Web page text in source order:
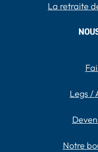
La retraite
Legs /
Notre